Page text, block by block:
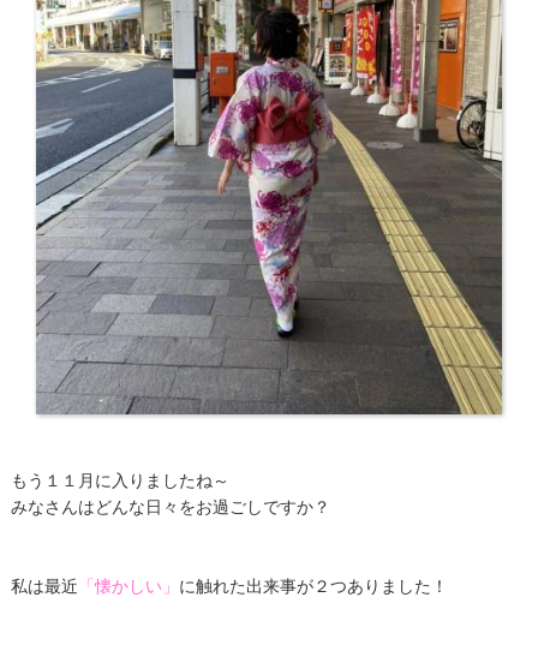
もう１１月に入りましたね～
みなさんはどんな日々をお過ごしですか？
私は最近 「懐かしい」 に触れた出来事が２つありました！